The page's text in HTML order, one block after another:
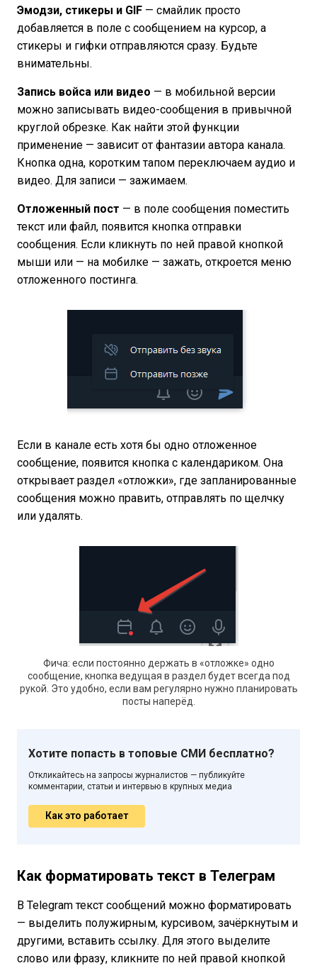
Эмодзи, стикеры и GIF — смайлик просто
добавляется в поле с сообщением на курсор, а
стикеры и гифки отправляются сразу. Будьте
внимательны.
Запись войса или видео — в мобильной версии
можно записывать видео-сообщения в привычной
круглой обрезке. Как найти этой функции
применение — зависит от фантазии автора канала.
Кнопка одна, коротким тапом переключаем аудио и
видео. Для записи — зажимаем.
Отложенный пост — в поле сообщения поместить
текст или файл, появится кнопка отправки
сообщения. Если кликнуть по ней правой кнопкой
мыши или — на мобилке — зажать, откроется меню
отложенного постинга.
Если в канале есть хотя бы одно отложенное
сообщение, появится кнопка с календариком. Она
открывает раздел «отложки», где запланированные
сообщения можно править, отправлять по щелчку
или удалять.
Фича: если постоянно держать в «отложке» одно
сообщение, кнопка ведущая в раздел будет всегда под
рукой. Это удобно, если вам регулярно нужно планировать
посты наперёд.
Хотите попасть в топовые СМИ бесплатно?
Откликайтесь на запросы журналистов — публикуйте
комментарии, статьи и интервью в крупных медиа
Как это работает
Как форматировать текст в Телеграм
В Telegram текст сообщений можно форматировать
— выделить полужирным, курсивом, зачёркнутым и
другими, вставить ссылку. Для этого выделите
слово или фразу, кликните по ней правой кнопкой